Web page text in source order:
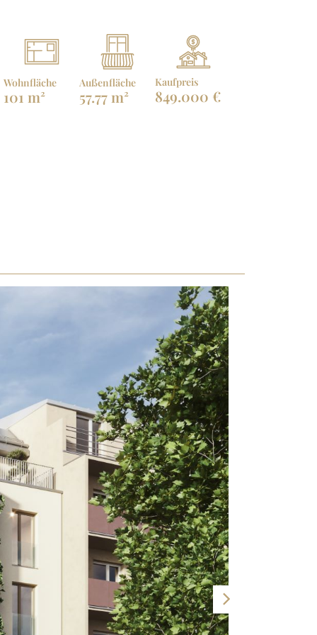
Wohnfläche
101 m²
Außenfläche
57.77 m²
Kaufpreis
849.000 €